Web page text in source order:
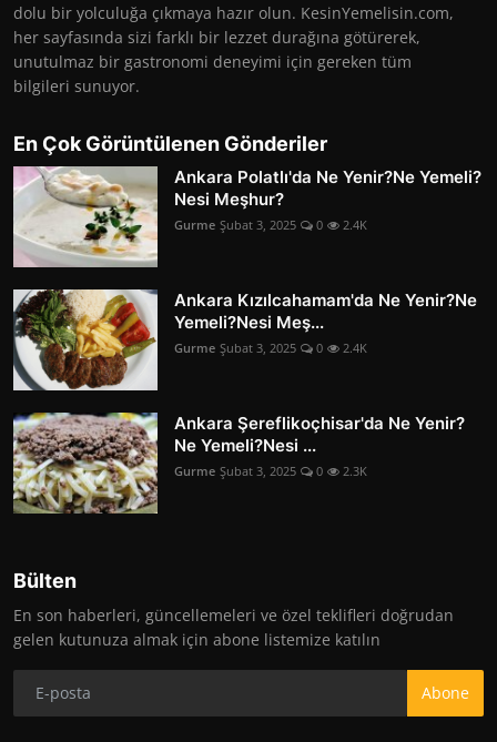
dolu bir yolculuğa çıkmaya hazır olun. KesinYemelisin.com,
her sayfasında sizi farklı bir lezzet durağına götürerek,
unutulmaz bir gastronomi deneyimi için gereken tüm
bilgileri sunuyor.
En Çok Görüntülenen Gönderiler
Ankara Polatlı'da Ne Yenir?Ne Yemeli?
Nesi Meşhur?
Gurme Şubat 3, 2025 0 2.4K
Ankara Kızılcahamam'da Ne Yenir?Ne
Yemeli?Nesi Meş...
Gurme Şubat 3, 2025 0 2.4K
Ankara Şereflikoçhisar'da Ne Yenir?
Ne Yemeli?Nesi ...
Gurme Şubat 3, 2025 0 2.3K
Bülten
En son haberleri, güncellemeleri ve özel teklifleri doğrudan
gelen kutunuza almak için abone listemize katılın
Abone